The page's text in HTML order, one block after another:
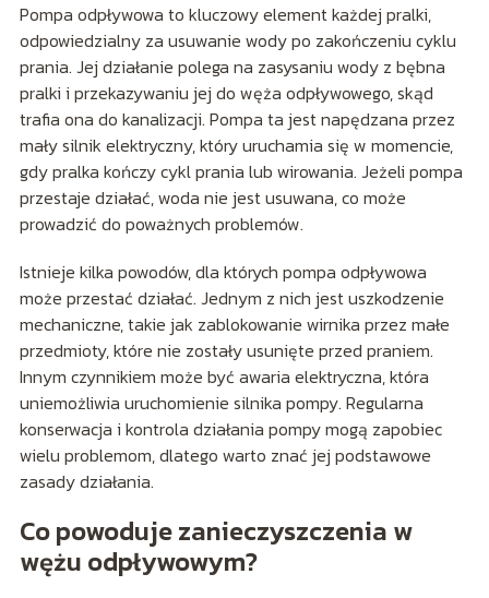
Pompa odpływowa to kluczowy element każdej pralki,
odpowiedzialny za usuwanie wody po zakończeniu cyklu
prania. Jej działanie polega na zasysaniu wody z bębna
pralki i przekazywaniu jej do węża odpływowego, skąd
trafia ona do kanalizacji. Pompa ta jest napędzana przez
mały silnik elektryczny, który uruchamia się w momencie,
gdy pralka kończy cykl prania lub wirowania. Jeżeli pompa
przestaje działać, woda nie jest usuwana, co może
prowadzić do poważnych problemów.
Istnieje kilka powodów, dla których pompa odpływowa
może przestać działać. Jednym z nich jest uszkodzenie
mechaniczne, takie jak zablokowanie wirnika przez małe
przedmioty, które nie zostały usunięte przed praniem.
Innym czynnikiem może być awaria elektryczna, która
uniemożliwia uruchomienie silnika pompy. Regularna
konserwacja i kontrola działania pompy mogą zapobiec
wielu problemom, dlatego warto znać jej podstawowe
zasady działania.
Co powoduje zanieczyszczenia w
wężu odpływowym?